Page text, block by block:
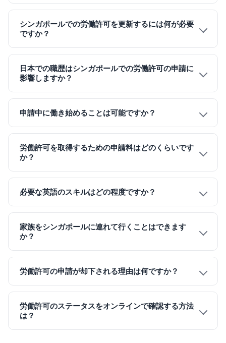
シンガポールでの労働許可を更新するには何が必要
ですか？
日本での職歴はシンガポールでの労働許可の申請に
影響しますか？
申請中に働き始めることは可能ですか？
労働許可を取得するための申請料はどのくらいです
か？
必要な英語のスキルはどの程度ですか？
家族をシンガポールに連れて行くことはできます
か？
労働許可の申請が却下される理由は何ですか？
労働許可のステータスをオンラインで確認する方法
は？